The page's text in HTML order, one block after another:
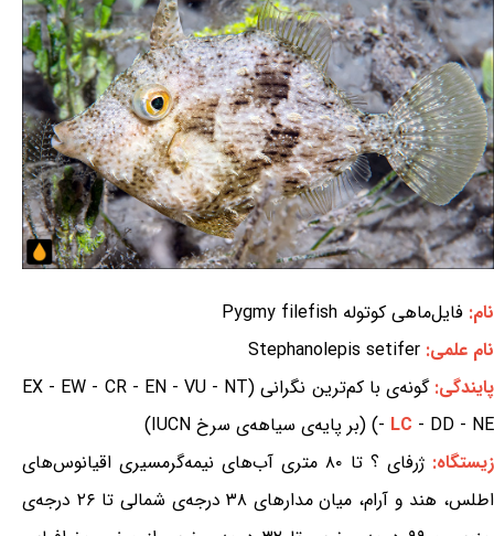
نام: فایل‌ماهی کوتوله Pygmy filefish
نام علمی: Stephanolepis setifer
پایندگی:
گونه‌ی با کم‌ترین نگرانی (EX - EW - CR - EN - VU - NT
- LC - DD - NE) (بر پایه‌ی سیاهه‌ی سرخ IUCN)
زیستگاه:
ژرفای ؟ تا ۸۰ متری آب‌های نیمه‌گرمسیری اقیانوس‌های
اطلس، هند و آرام، میان مدارهای ۳۸ درجه‌ی شمالی تا ۲۶ درجه‌ی